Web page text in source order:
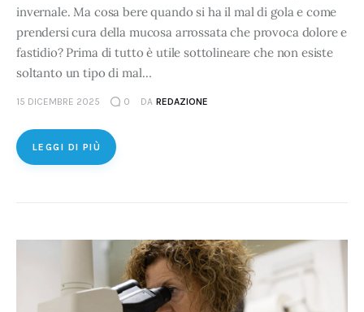
invernale. Ma cosa bere quando si ha il mal di gola e come
prendersi cura della mucosa arrossata che provoca dolore e
fastidio? Prima di tutto è utile sottolineare che non esiste
soltanto un tipo di mal…
15 DICEMBRE 2025 0 DA REDAZIONE
LEGGI DI PIÙ